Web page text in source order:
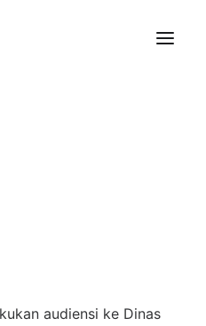
CBMM Akar
audiensi ke Dinas